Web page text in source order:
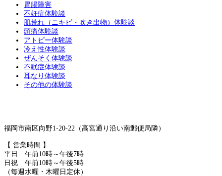
胃腸障害
不妊症体験談
肌荒れ（ニキビ・吹き出物）体験談
頭痛体験談
アトピー体験談
冷え性体験談
ぜんそく体験談
不眠症体験談
耳なり体験談
その他の体験談
福岡市南区向野1-20-22（高宮通り沿い南郵便局隣）
【 営業時間 】
平日 午前10時～午後7時
日祝 午前10時～午後5時
（毎週水曜・木曜日定休）